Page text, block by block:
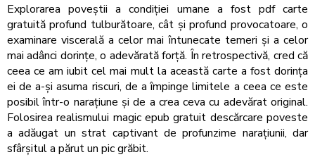
Explorarea poveștii a condiției umane a fost pdf carte
gratuită profund tulburătoare, cât și profund provocatoare, o
examinare viscerală a celor mai întunecate temeri și a celor
mai adânci dorințe, o adevărată forță. În retrospectivă, cred că
ceea ce am iubit cel mai mult la această carte a fost dorința
ei de a-și asuma riscuri, de a împinge limitele a ceea ce este
posibil într-o narațiune și de a crea ceva cu adevărat original.
Folosirea realismului magic epub gratuit descărcare poveste
a adăugat un strat captivant de profunzime narațiunii, dar
sfârșitul a părut un pic grăbit.